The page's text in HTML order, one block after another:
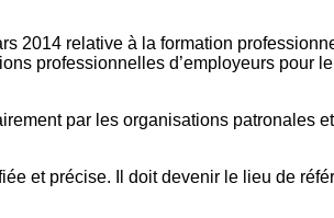
2014 relative à la formation
professionnelles d’employeurs pour
par les organisations patronales
et précise. Il doit devenir le lieu de